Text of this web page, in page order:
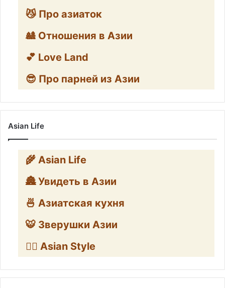
😼 Про азиаток
🎎 Отношения в Азии
💕 Love Land
😎 Про парней из Азии
Asian Life
🌾 Asian Life
🏯 Увидеть в Азии
🍜 Азиатская кухня
🐯 Зверушки Азии
🧛‍♂️ Asian Style